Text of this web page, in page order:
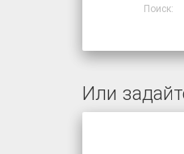
Поиск:
Или